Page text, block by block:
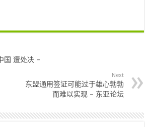
国 遭处决 –
Next
东盟通用签证可能过于雄心勃勃
而难以实现 – 东亚论坛